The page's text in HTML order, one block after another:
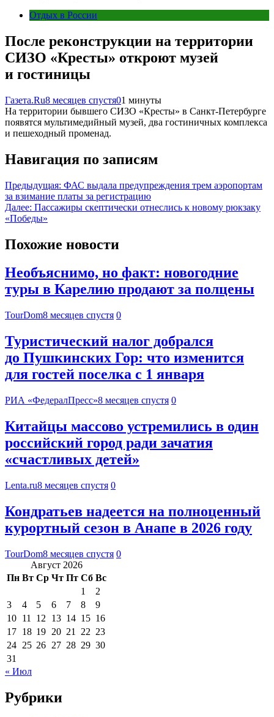
Отдых в России
После реконструкции на территории
СИЗО «Кресты» откроют музей
и гостиницы
Газета.Ru8 месяцев спустя01 минуты
На территории бывшего СИЗО «Кресты» в Санкт-Петербурге
появятся мультимедийный музей, два гостиничных комплекса
и пешеходный променад.
Навигация по записям
Предыдущая: ФАС выдала предупреждения трем аэропортам
за взимание платы за регистрацию
Далее: Пассажиры скептически отнеслись к новому рюкзаку
«Победы»
Похожие новости
Необъяснимо, но факт: новогодние
туры в Карелию продают за полцены
TourDom8 месяцев спустя 0
Туристический налог добрался
до Пушкинских Гор: что изменится
для гостей поселка с 1 января
РИА «ФедералПресс»8 месяцев спустя 0
Китайцы массово устремились в один
российский город ради зачатия
«счастливых детей»
Lenta.ru8 месяцев спустя 0
Кондратьев надеется на полноценный
курортный сезон в Анапе в 2026 году
TourDom8 месяцев спустя 0
Август 2026
Пн Вт Ср Чт Пт Сб Вс
1
2
3
4 5 6 7 8
9
10 11 12 13 14 15 16
17 18 19 20 21 22 23
24 25 26 27 28 29 30
31
« Июл
Рубрики